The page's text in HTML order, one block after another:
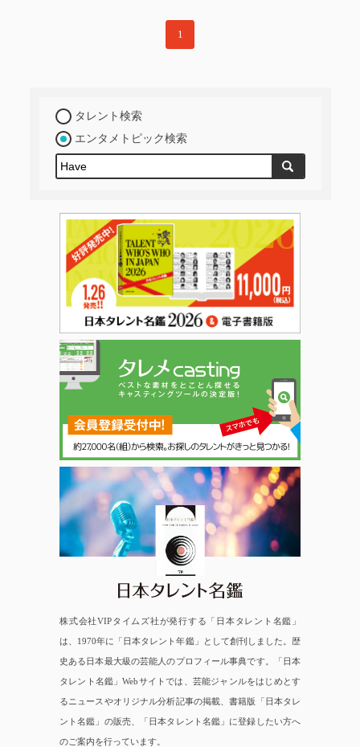
1
タレント検索
エンタメトピック検索
日本タレント名鑑
株式会社VIPタイムズ社が発行する「日本タレント名鑑」
は、1970年に「日本タレント年鑑」として創刊しました。歴
史ある日本最大級の芸能人のプロフィール事典です。「日本
タレント名鑑」Webサイトでは、芸能ジャンルをはじめとす
るニュースやオリジナル分析記事の掲載、書籍版「日本タレ
ント名鑑」の販売、「日本タレント名鑑」に登録したい方へ
のご案内を行っています。